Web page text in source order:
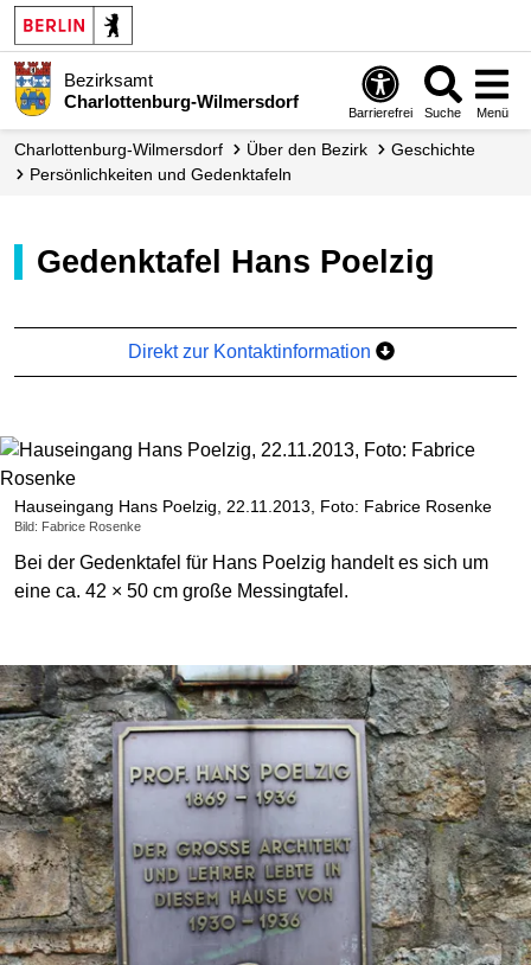
Bezirksamt
Charlottenburg-Wilmersdorf
Barrierefrei Suche Menü
Charlottenburg-Wilmersdorf Über den Bezirk
Geschichte
Persönlichkeiten und Gedenktafeln
Gedenktafel Hans Poelzig
Direkt zur Kontaktinformation
Hauseingang Hans Poelzig, 22.11.2013, Foto: Fabrice Rosenke
Bild: Fabrice Rosenke
Bei der Gedenktafel für Hans Poelzig handelt es sich um
eine ca. 42 × 50 cm große Messingtafel.